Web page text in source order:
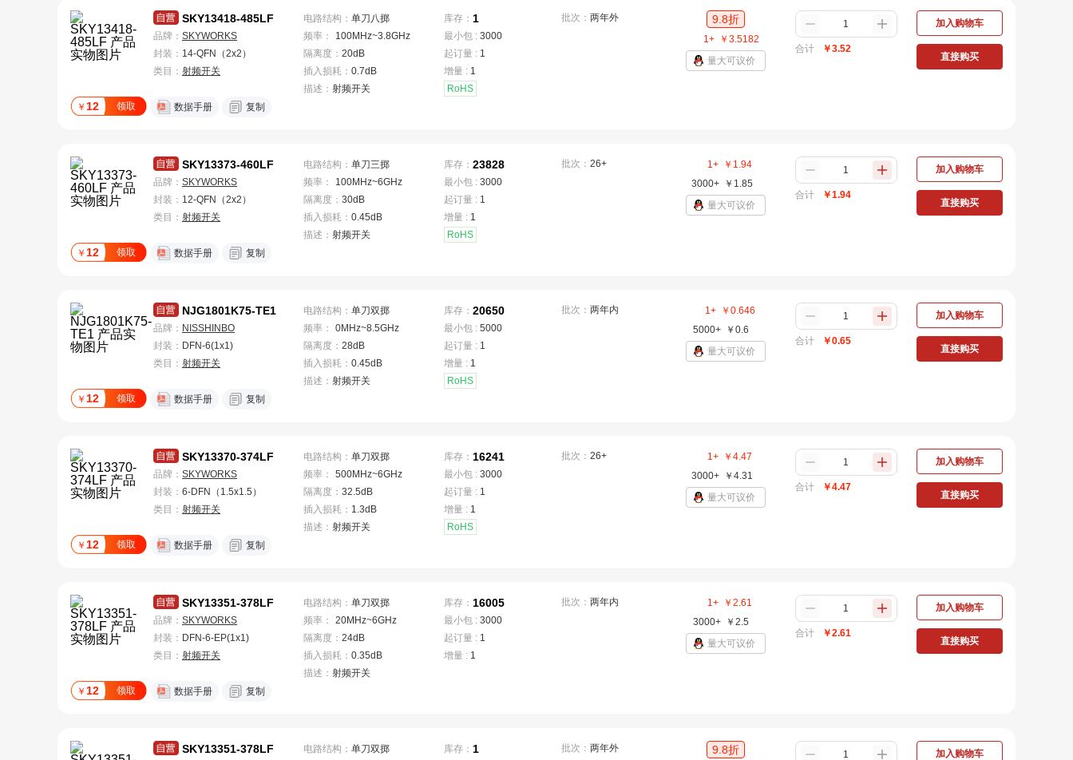
SKY13418-485LF
品牌： SKYWORKS
封装： 14-QFN（2x2）
类目： 射频开关
￥ 12 领取 数据手册 复制
电路结构 ： 单刀八掷
频率：
100MHz~3.8GHz
隔离度： 20dB
插入损耗： 0.7dB
描述： 射频开关
库存： 1
最小包 :3000
起订量 : 1
增量 : 1
RoHS
批次： 两年外 9.8折
1+ ￥3.5182
量大可议价
合计 ￥3.52
加入购物车
直接购买
SKY13373-460LF
品牌： SKYWORKS
封装： 12-QFN（2x2）
类目： 射频开关
￥ 12 领取 数据手册 复制
电路结构 ： 单刀三掷
频率：
100MHz~6GHz
隔离度： 30dB
插入损耗： 0.45dB
描述： 射频开关
库存：23828
最小包 :3000
起订量 : 1
增量 : 1
RoHS
批次： 26+ 1+ ￥ 1.94
3000+
￥ 1.85
量大可议价
合计 ￥1.94
加入购物车
直接购买
NJG1801K75-TE1
品牌： NISSHINBO
封装： DFN-6(1x1)
类目： 射频开关
￥ 12 领取 数据手册 复制
电路结构 ： 单刀双掷
频率：
0MHz~8.5GHz
隔离度： 28dB
插入损耗： 0.45dB
描述： 射频开关
库存：20650
最小包 :5000
起订量 : 1
增量 : 1
RoHS
批次： 两年内 1+ ￥0.646
5000+
￥ 0.6
量大可议价
合计 ￥0.65
加入购物车
直接购买
SKY13370-374LF
品牌： SKYWORKS
封装： 6-DFN（1.5x1.5）
类目： 射频开关
￥ 12 领取 数据手册 复制
电路结构 ： 单刀双掷
频率：
500MHz~6GHz
隔离度： 32.5dB
插入损耗： 1.3dB
描述： 射频开关
库存： 16241
最小包 :3000
起订量 : 1
增量 : 1
RoHS
批次： 26+ 1+ ￥ 4.47
3000+
￥ 4.31
量大可议价
合计 ￥4.47
加入购物车
直接购买
SKY13351-378LF
品牌： SKYWORKS
封装： DFN-6-EP(1x1)
类目： 射频开关
￥ 12 领取 数据手册 复制
电路结构 ： 单刀双掷
频率：
20MHz~6GHz
隔离度： 24dB
插入损耗： 0.35dB
描述： 射频开关
库存： 16005
最小包 :3000
起订量 : 1
增量 : 1
批次： 两年内 1+ ￥ 2.61
3000+
￥ 2.5
量大可议价
合计 ￥2.61
加入购物车
直接购买
SKY13351-378LF 电路结构 ： 单刀双掷
库存： 1 批次： 两年外 9.8折 加入购物车